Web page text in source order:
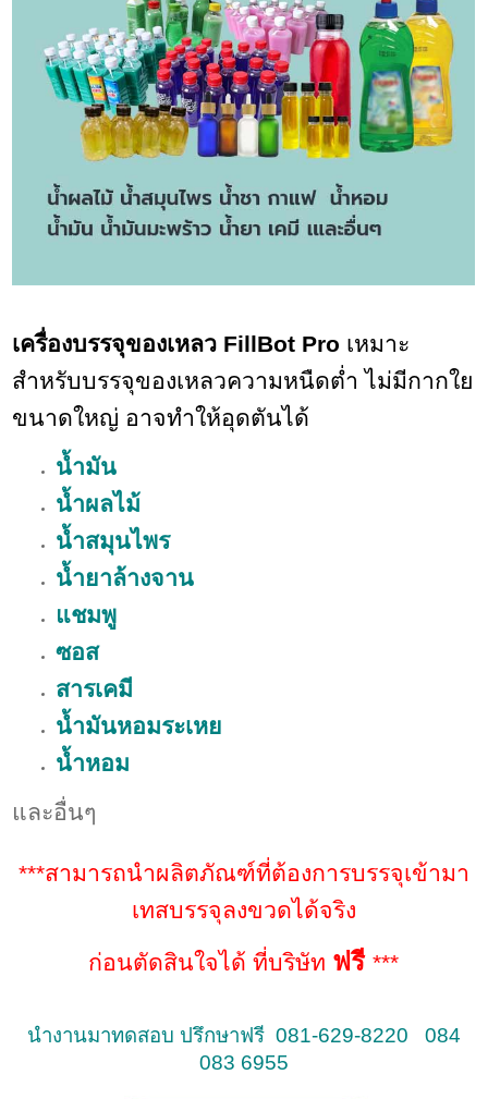
เครื่องบรรจุของเหลว FillBot Pro เหมาะ
สำหรับบรรจุของเหลวความหนืดต่ำ ไม่มีกากใย
ขนาดใหญ่ อาจทำให้อุดตันได้
น้ำมัน
น้ำผลไม้
น้ำสมุนไพร
น้ำยาล้างจาน
แชมพู
ซอส
สารเคมี
น้ำมันหอมระเหย
น้ำหอม
และอื่นๆ
***สามารถนำผลิตภัณฑ์ที่ต้องการบรรจุเข้ามา
เทสบรรจุลงขวดได้จริง
ก่อนตัดสินใจได้ ที่บริษัท ฟรี ***
นำงานมาทดสอบ ปรึกษาฟรี 081-629-8220 084
083 6955